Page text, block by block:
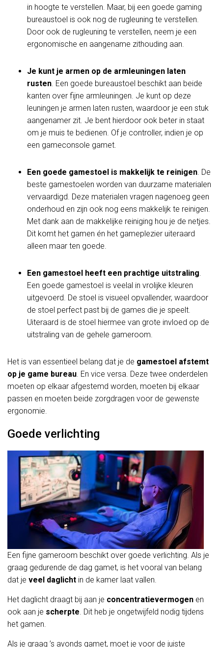
in hoogte te verstellen. Maar, bij een goede gaming
bureaustoel is ook nog de rugleuning te verstellen.
Door ook de rugleuning te verstellen, neem je een
ergonomische en aangename zithouding aan.
Je kunt je armen op de armleuningen laten
rusten. Een goede bureaustoel beschikt aan beide
kanten over fijne armleuningen. Je kunt op deze
leuningen je armen laten rusten, waardoor je een stuk
aangenamer zit. Je bent hierdoor ook beter in staat
om je muis te bedienen. Of je controller, indien je op
een gameconsole gamet.
Een goede gamestoel is makkelijk te reinigen. De
beste gamestoelen worden van duurzame materialen
vervaardigd. Deze materialen vragen nagenoeg geen
onderhoud en zijn ook nog eens makkelijk te reinigen.
Met dank aan de makkelijke reiniging hou je de netjes.
Dit komt het gamen én het gameplezier uiteraard
alleen maar ten goede.
Een gamestoel heeft een prachtige uitstraling.
Een goede gamestoel is veelal in vrolijke kleuren
uitgevoerd. De stoel is visueel opvallender, waardoor
de stoel perfect past bij de games die je speelt.
Uiteraard is de stoel hiermee van grote invloed op de
uitstraling van de gehele gameroom.
Het is van essentieel belang dat je de gamestoel afstemt
op je game bureau. En vice versa. Deze twee onderdelen
moeten op elkaar afgestemd worden, moeten bij elkaar
passen en moeten beide zorgdragen voor de gewenste
ergonomie.
Goede verlichting
Een fijne gameroom beschikt over goede verlichting. Als je
graag gedurende de dag gamet, is het vooral van belang
dat je veel daglicht in de kamer laat vallen.
Het daglicht draagt bij aan je concentratievermogen en
ook aan je scherpte. Dit heb je ongetwijfeld nodig tijdens
het gamen.
Als je graag ’s avonds gamet, moet je voor de juiste